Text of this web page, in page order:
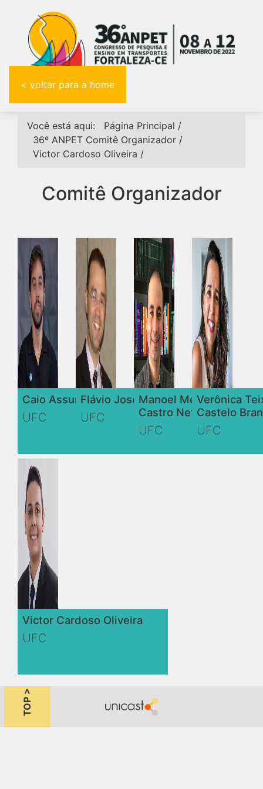
< voltar para a home
Você está aqui: Página Principal /
36º ANPET Comitê Organizador /
Victor Cardoso Oliveira /
Comitê Organizador
Caio Assunção Torres
UFC
Flávio José Craveiro Cunto
UFC
Manoel Mendonca de
Castro Neto
UFC
Verônica
Castelo
UFC
Victor Cardoso Oliveira
UFC
TOP >